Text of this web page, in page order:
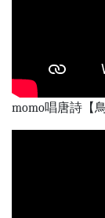
momo唱唐詩【